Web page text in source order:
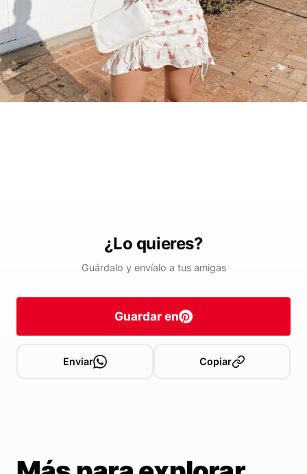
¿Lo quieres?
Guárdalo y envíalo a tus amigas
Guardar en
Enviar Copiar